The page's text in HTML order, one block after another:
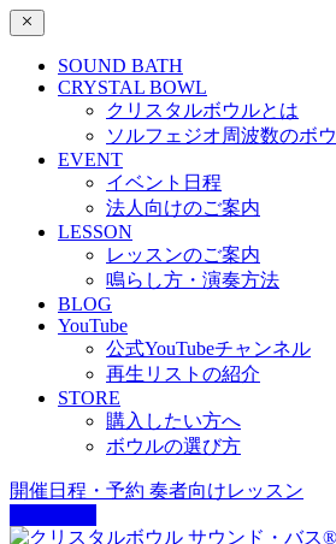
SOUND BATH
CRYSTAL BOWL
クリスタルボウルとは
ソルフェジオ周波数のボ
EVENT
イベント日程
法人向けのご案内
LESSON
レッスンのご案内
鳴らし方・演奏方法
BLOG
YouTube
公式YouTubeチャンネル
再生リストの紹介
STORE
購入したい方へ
ボウルの選び方
開催日程・予約 奏者向けレッスン